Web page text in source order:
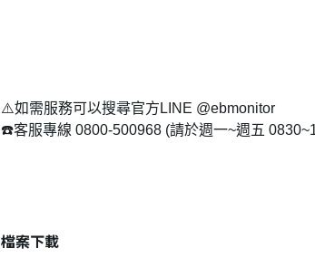
⚠️如需服務可以搜尋官方LINE @ebmonitor
☎️客服專線 0800-500968 (請於週一~週五
檔案下載